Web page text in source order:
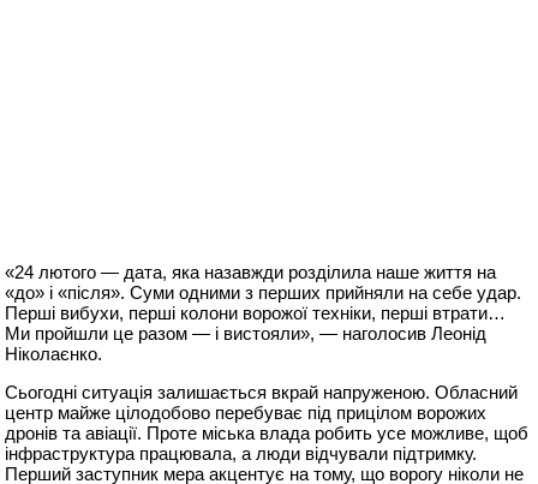
«24 лютого — дата, яка назавжди розділила наше життя на
«до» і «після». Суми одними з перших прийняли на себе удар.
Перші вибухи, перші колони ворожої техніки, перші втрати…
Ми пройшли це разом — і вистояли», — наголосив Леонід
Ніколаєнко.
Сьогодні ситуація залишається вкрай напруженою. Обласний
центр майже цілодобово перебуває під прицілом ворожих
дронів та авіації. Проте міська влада робить усе можливе, щоб
інфраструктура працювала, а люди відчували підтримку.
Перший заступник мера акцентує на тому, що ворогу ніколи не